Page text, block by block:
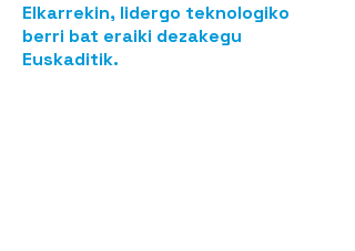
Elkarrekin, lidergo teknologiko
berri bat eraiki dezakegu
Euskaditik.